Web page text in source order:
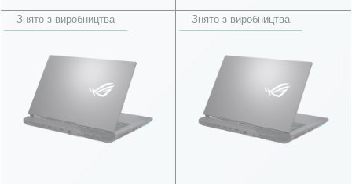
Знято з виробництва Знято з виробництва